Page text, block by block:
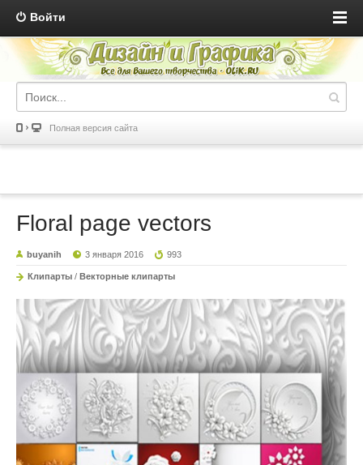
Войти
Полная версия сайта
Floral page vectors
buyanih 3 января 2016 993
Клипарты / Векторные клипарты